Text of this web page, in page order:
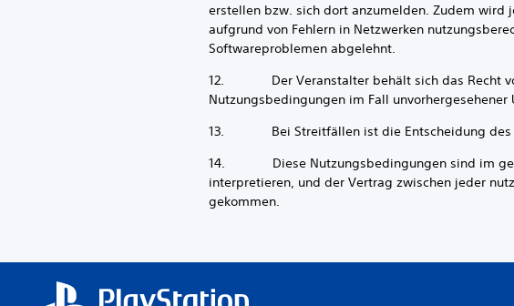
erstellen bzw. sich dort anzumelden. Zudem wird
aufgrund von Fehlern in Netzwerken
Softwareproblemen abgelehnt.
12. Der Veranstalter behält sich das Recht
Nutzungsbedingungen im Fall
13. Bei Streitfällen ist die Entscheidung des
14. Diese Nutzungsbedingungen sind im
interpretieren, und der Vertrag zwischen jeder
gekommen.